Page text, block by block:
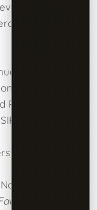
of
pulmonary
35911031
STAT3
Pharmacol.
and
Plast